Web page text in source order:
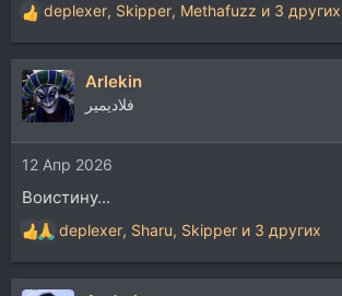
Р
е
а
к
ц
и
и
:
deplexer, Skipper, Methafuzz и 3 других
Arlekin
فلاديمير
12 Апр 2026
Воистину...
Р
е
а
deplexer, Sharu, Skipper и 3 других